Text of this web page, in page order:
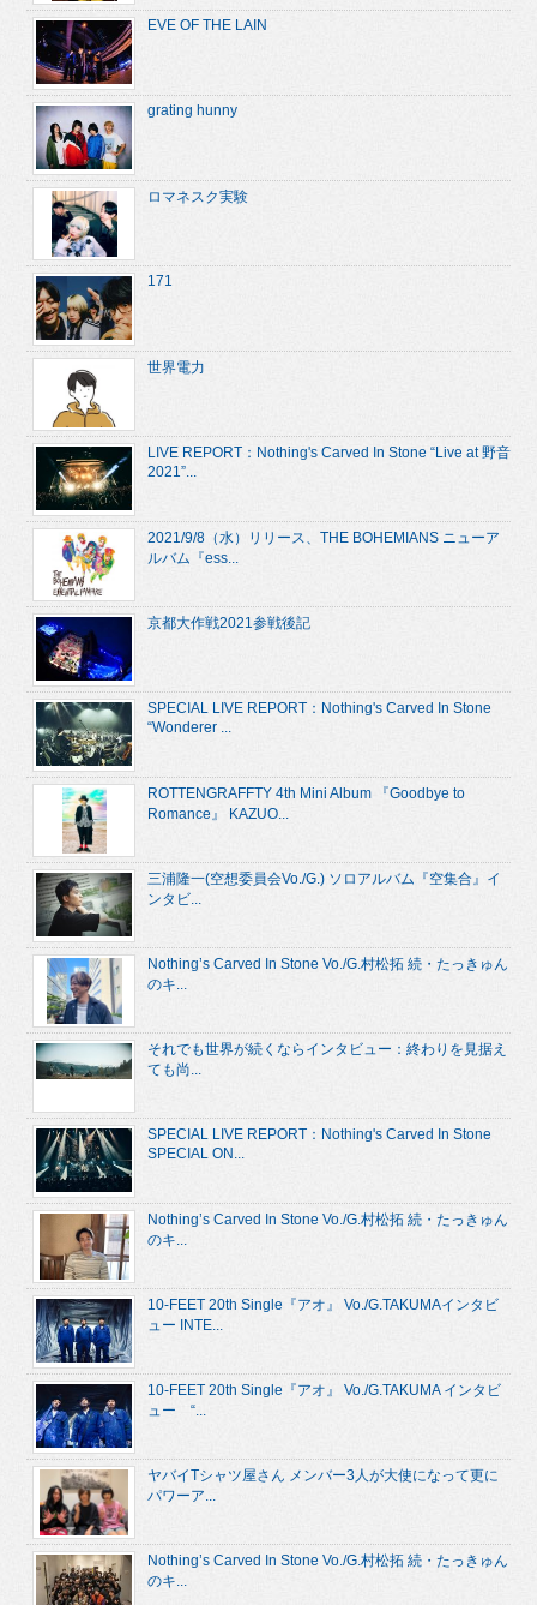
EVE OF THE LAIN
grating hunny
ロマネスク実験
171
世界電力
LIVE REPORT：Nothing's Carved In Stone “Live at 野音
2021”...
2021/9/8（水）リリース、THE BOHEMIANS ニューア
ルバム『ess...
京都大作戦2021参戦後記
SPECIAL LIVE REPORT：Nothing's Carved In Stone
“Wonderer ...
ROTTENGRAFFTY 4th Mini Album 『Goodbye to
Romance』 KAZUO...
三浦隆一(空想委員会Vo./G.) ソロアルバム『空集合』イ
ンタビ...
Nothing’s Carved In Stone Vo./G.村松拓 続・たっきゅん
のキ...
それでも世界が続くならインタビュー：終わりを見据え
ても尚...
SPECIAL LIVE REPORT：Nothing's Carved In Stone
SPECIAL ON...
Nothing’s Carved In Stone Vo./G.村松拓 続・たっきゅん
のキ...
10-FEET 20th Single『アオ』 Vo./G.TAKUMAインタビ
ュー INTE...
10-FEET 20th Single『アオ』 Vo./G.TAKUMA インタビ
ュー “...
ヤバイTシャツ屋さん メンバー3人が大使になって更に
パワーア...
Nothing’s Carved In Stone Vo./G.村松拓 続・たっきゅん
のキ...